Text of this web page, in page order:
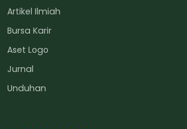
Artikel Ilmiah
Bursa Karir
Aset Logo
Jurnal
Unduhan